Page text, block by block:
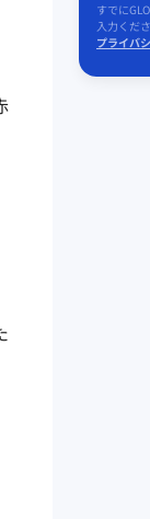
すでに
入力くださ
プライバ